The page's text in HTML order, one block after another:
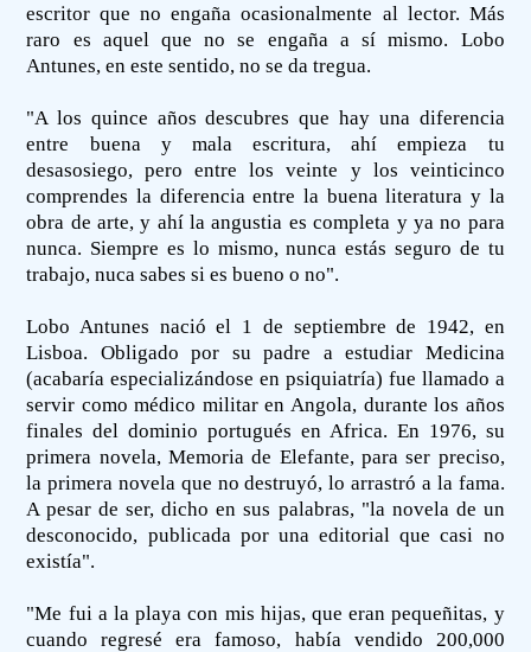
escritor que no engaña ocasionalmente al lector. Más
raro es aquel que no se engaña a sí mismo. Lobo
Antunes, en este sentido, no se da tregua.
"A los quince años descubres que hay una diferencia
entre buena y mala escritura, ahí empieza tu
desasosiego, pero entre los veinte y los veinticinco
comprendes la diferencia entre la buena literatura y la
obra de arte, y ahí la angustia es completa y ya no para
nunca. Siempre es lo mismo, nunca estás seguro de tu
trabajo, nuca sabes si es bueno o no".
Lobo Antunes nació el 1 de septiembre de 1942, en
Lisboa. Obligado por su padre a estudiar Medicina
(acabaría especializándose en psiquiatría) fue llamado a
servir como médico militar en Angola, durante los años
finales del dominio portugués en Africa. En 1976, su
primera novela, Memoria de Elefante, para ser preciso,
la primera novela que no destruyó, lo arrastró a la fama.
A pesar de ser, dicho en sus palabras, "la novela de un
desconocido, publicada por una editorial que casi no
existía".
"Me fui a la playa con mis hijas, que eran pequeñitas, y
cuando regresé era famoso, había vendido 200,000